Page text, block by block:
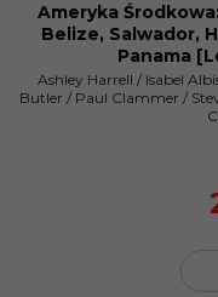
PROMOCJA
Ameryka
Belize, Salwador,
Panama
Ashley Harrell /Isabel
Butler / Paul Clammer /